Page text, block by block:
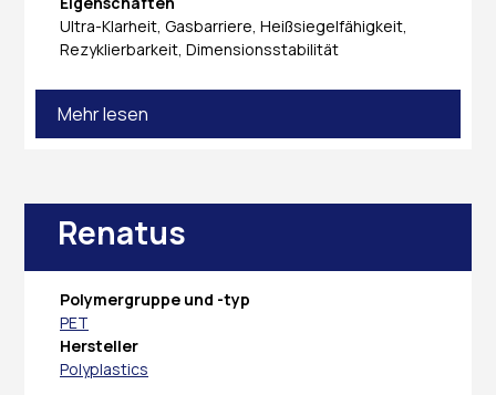
Ultra-Klarheit, Gasbarriere, Heißsiegelfähigkeit,
Rezyklierbarkeit, Dimensionsstabilität
Mehr lesen
Renatus
Polymergruppe und -typ
PET
Hersteller
Polyplastics